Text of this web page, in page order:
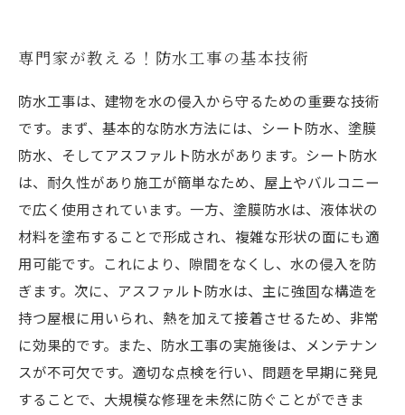
専門家が教える！防水工事の基本技術
防水工事は、建物を水の侵入から守るための重要な技術
です。まず、基本的な防水方法には、シート防水、塗膜
防水、そしてアスファルト防水があります。シート防水
は、耐久性があり施工が簡単なため、屋上やバルコニー
で広く使用されています。一方、塗膜防水は、液体状の
材料を塗布することで形成され、複雑な形状の面にも適
用可能です。これにより、隙間をなくし、水の侵入を防
ぎます。次に、アスファルト防水は、主に強固な構造を
持つ屋根に用いられ、熱を加えて接着させるため、非常
に効果的です。また、防水工事の実施後は、メンテナン
スが不可欠です。適切な点検を行い、問題を早期に発見
することで、大規模な修理を未然に防ぐことができま